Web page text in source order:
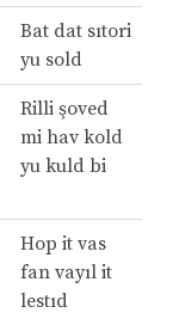
Bat dat sıtori
yu sold
Rilli şoved
mi hav kold
yu kuld bi
Hop it vas
fan vayıl it
lestıd